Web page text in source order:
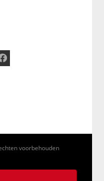
Facebook
voorbehouden